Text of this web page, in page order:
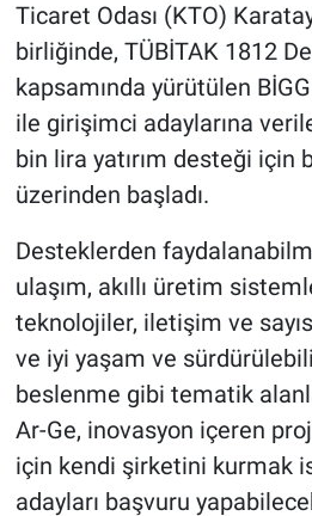
Ticaret Odası (KTO)
birliğinde, TÜBİTAK 1812
kapsamında yürütülen
ile girişimci adaylarına
bin lira yatırım desteği için
üzerinden başladı.
Desteklerden
ulaşım, akıllı üretim
teknolojiler, iletişim ve
ve iyi yaşam ve
beslenme gibi tematik
Ar-Ge, inovasyon içeren
için kendi şirketini kurmak
adayları başvuru